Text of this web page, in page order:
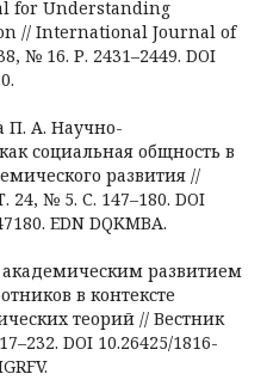
for Understanding
// International Journal of
№ 16. Р. 2431–2449. DOI
П. А. Научно-
социальная общность в
развития //
24, № 5. С. 147–180. DOI
EDN DQKMBA.
развитием
в контексте
теорий // Вестник
DOI 10.26425/1816-